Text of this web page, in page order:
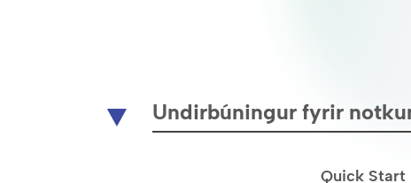
Undirbúningur fyrir
Quick Start